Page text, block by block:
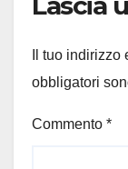
Il tuo
obbligatori
Commento *